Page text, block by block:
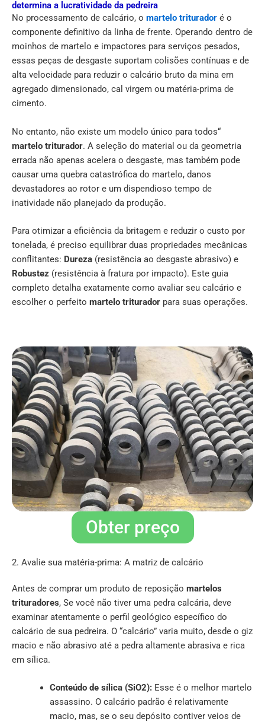
determina a lucratividade da pedreira
No processamento de calcário, o martelo triturador é o
componente definitivo da linha de frente. Operando dentro de
moinhos de martelo e impactores para serviços pesados,
essas peças de desgaste suportam colisões contínuas e de
alta velocidade para reduzir o calcário bruto da mina em
agregado dimensionado, cal virgem ou matéria-prima de
cimento.
No entanto, não existe um modelo único para todos“
martelo triturador. A seleção do material ou da geometria
errada não apenas acelera o desgaste, mas também pode
causar uma quebra catastrófica do martelo, danos
devastadores ao rotor e um dispendioso tempo de
inatividade não planejado da produção.
Para otimizar a eficiência da britagem e reduzir o custo por
tonelada, é preciso equilibrar duas propriedades mecânicas
conflitantes: Dureza (resistência ao desgaste abrasivo) e
Robustez (resistência à fratura por impacto). Este guia
completo detalha exatamente como avaliar seu calcário e
escolher o perfeito martelo triturador para suas operações.
Obter preço
2. Avalie sua matéria-prima: A matriz de calcário
Antes de comprar um produto de reposição martelos
trituradores, Se você não tiver uma pedra calcária, deve
examinar atentamente o perfil geológico específico do
calcário de sua pedreira. O “calcário” varia muito, desde o giz
macio e não abrasivo até a pedra altamente abrasiva e rica
em sílica.
Conteúdo de sílica (SiO2):Esse é o melhor martelo
assassino. O calcário padrão é relativamente
macio, mas, se o seu depósito contiver veios de